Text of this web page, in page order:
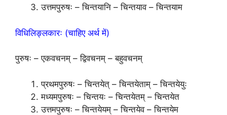
उत्तमपुरुषः – चिन्तयानि – चिन्तयाव – चिन्तयाम
विधिलिङ्लकारः (चाहिए अर्थ में)
पुरुषः – एकवचनम् – द्विवचनम् – बहुवचनम्
प्रथमपुरुषः – चिन्तयेत् – चिन्तयेताम् – चिन्तयेयुः
मध्यमपुरुषः – चिन्तयः – चिन्तयेतम् – चिन्तयेत
उत्तमपुरुषः – चिन्तयेयम् – चिन्तयेव – चिन्तयेम